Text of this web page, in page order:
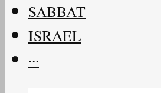
SABBAT
ISRAEL
···